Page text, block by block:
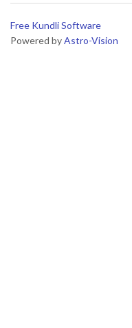
Free Kundli Software
Powered byAstro-Vision